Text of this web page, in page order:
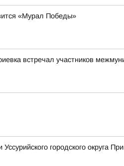
«Мурал Победы»
встречал участников
городского округа